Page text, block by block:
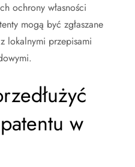
ochrony własności
mogą być zgłaszane
lokalnymi przepisami
w